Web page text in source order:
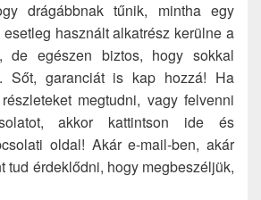
drágábbnak tűnik, mintha egy
esetleg használt alkatrész kerülne a
de egészen biztos, hogy sokkal
Sőt, garanciát is kap hozzá! Ha
megtudni, vagy felvenni
akkor kattintson ide és
oldal! Akár e-mail-ben, akár
tud érdeklődni, hogy megbeszéljük,